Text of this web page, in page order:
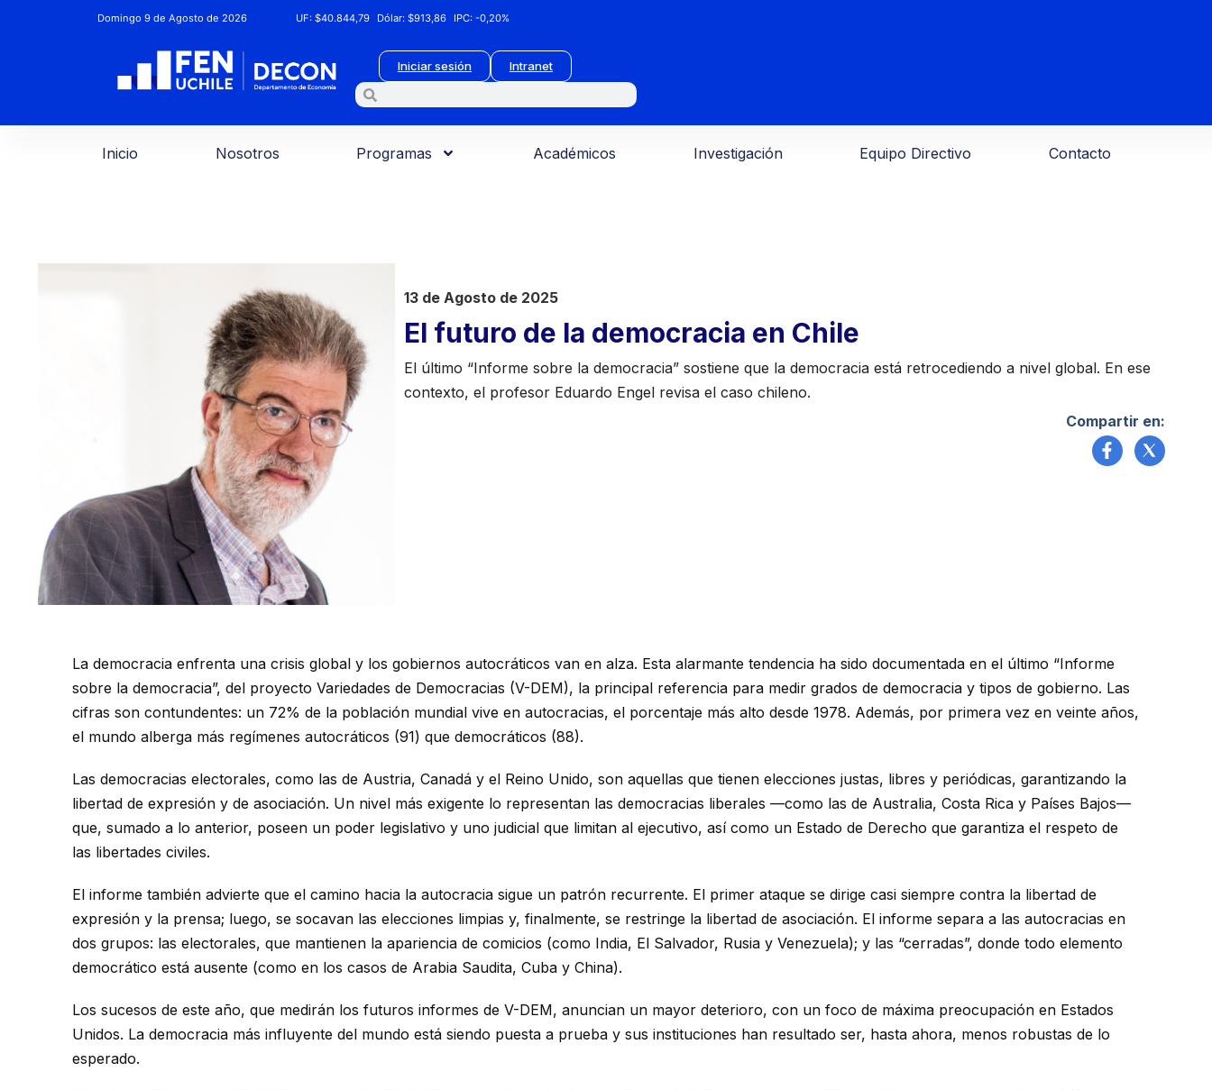
Domingo 9 de Agosto de 2026 UF:$40.844,79 Dólar:$913,86 IPC:-0,20%
Iniciar sesión Intranet
Inicio Nosotros Programas Académicos Investigación Equipo Directivo Contacto
13 de Agosto de 2025
El futuro de la democracia en Chile
El último “Informe sobre la democracia” sostiene que la democracia está retrocediendo a nivel global. En ese
contexto, el profesor Eduardo Engel revisa el caso chileno.
Compartir en:
La democracia enfrenta una crisis global y los gobiernos autocráticos van en alza. Esta alarmante tendencia ha sido documentada en el último “Informe
sobre la democracia”, del proyecto Variedades de Democracias (V-DEM), la principal referencia para medir grados de democracia y tipos de gobierno. Las
cifras son contundentes: un 72% de la población mundial vive en autocracias, el porcentaje más alto desde 1978. Además, por primera vez en veinte años,
el mundo alberga más regímenes autocráticos (91) que democráticos (88).
Las democracias electorales, como las de Austria, Canadá y el Reino Unido, son aquellas que tienen elecciones justas, libres y periódicas, garantizando la
libertad de expresión y de asociación. Un nivel más exigente lo representan las democracias liberales —como las de Australia, Costa Rica y Países Bajos—
que, sumado a lo anterior, poseen un poder legislativo y uno judicial que limitan al ejecutivo, así como un Estado de Derecho que garantiza el respeto de
las libertades civiles.
El informe también advierte que el camino hacia la autocracia sigue un patrón recurrente. El primer ataque se dirige casi siempre contra la libertad de
expresión y la prensa; luego, se socavan las elecciones limpias y, finalmente, se restringe la libertad de asociación. El informe separa a las autocracias en
dos grupos: las electorales, que mantienen la apariencia de comicios (como India, El Salvador, Rusia y Venezuela); y las “cerradas”, donde todo elemento
democrático está ausente (como en los casos de Arabia Saudita, Cuba y China).
Los sucesos de este año, que medirán los futuros informes de V-DEM, anuncian un mayor deterioro, con un foco de máxima preocupación en Estados
Unidos. La democracia más influyente del mundo está siendo puesta a prueba y sus instituciones han resultado ser, hasta ahora, menos robustas de lo
esperado.